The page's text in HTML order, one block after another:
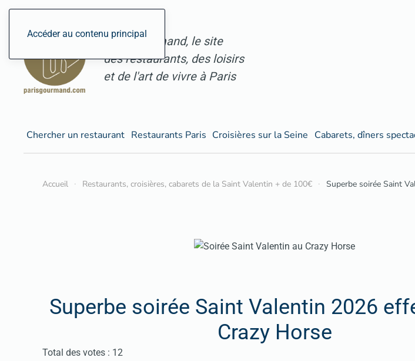
Accéder au contenu principal
ParisGourmand, le site
des restaurants, des loisirs
et de l'art de vivre à Paris
Chercher un restaurant Restaurants Paris Croisières sur la Seine Cabarets, dîners
Accueil Restaurants, croisières, cabarets de la Saint Valentin + de 100€ Superbe soirée Saint
Superbe soirée Saint Valentin 2026
Crazy Horse
Vote utilisateur:4.5/
Total des votes : 12